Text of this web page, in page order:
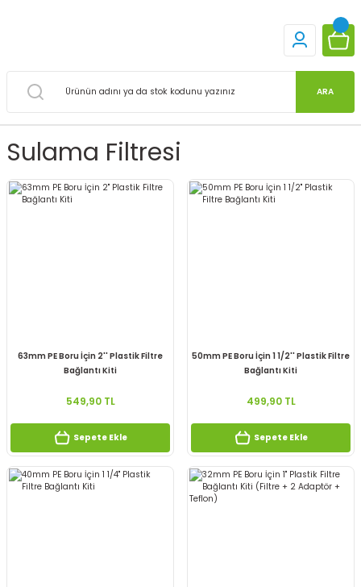
ARA
Sulama Filtresi
63mm PE Boru İçin 2'' Plastik Filtre
Bağlantı Kiti
549,90 TL
Sepete Ekle
50mm PE Boru İçin 1 1/2'' Plastik Filtre
Bağlantı Kiti
499,90 TL
Sepete Ekle